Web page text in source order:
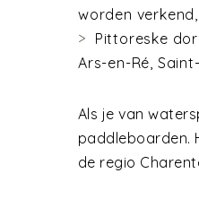
worden
Pittoreske
Ars-en-Ré,
Als je van
paddleboarden.
de regio